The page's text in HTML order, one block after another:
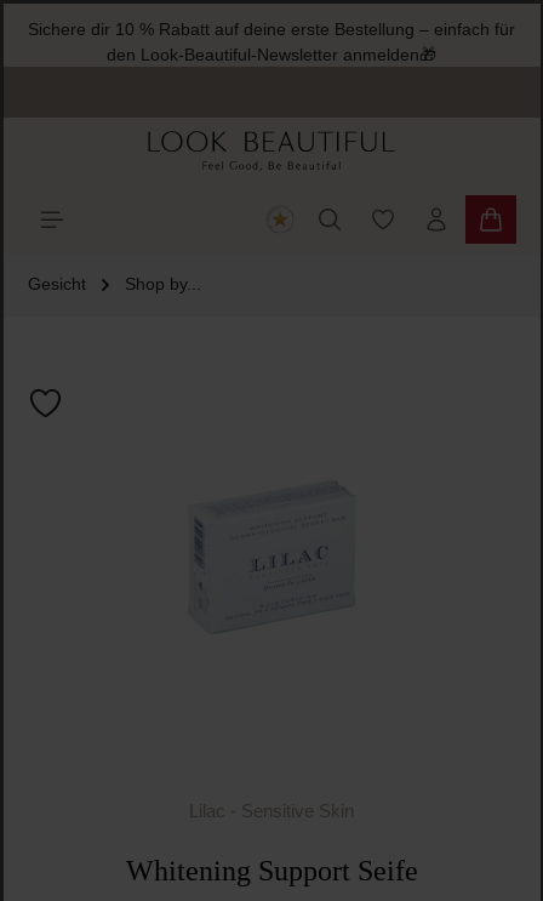
springen
Sichere dir 10 % Rabatt auf deine erste Bestellung – einfach für
den Look-Beautiful-Newsletter anmelden🎁
Du hast 0
Gesicht Shop by...
Lilac - Sensitive Skin
Whitening Support Seife